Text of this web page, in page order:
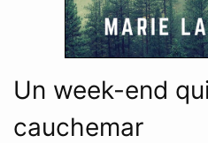
Un week-end
cauchemar